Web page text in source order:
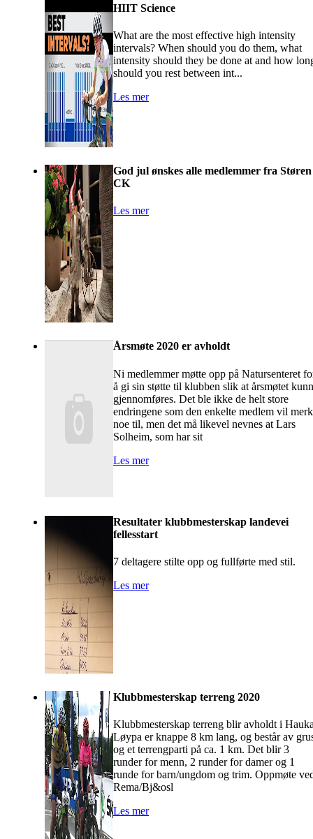
HIIT Science
What are the most effective high intensity
intervals? When should you do them, what
intensity should they be done at and how
should you rest between int...
Les mer
God jul ønskes alle medlemmer fra Støren
CK
Les mer
Årsmøte 2020 er avholdt
Ni medlemmer møtte opp på Natursenteret
å gi sin støtte til klubben slik at årsmøtet
gjennomføres. Det ble ikke de helt store
endringene som den enkelte medlem vil
noe til, men det må likevel nevnes at Lars
Solheim, som har sit
Les mer
Resultater klubbmesterskap landevei
fellesstart
7 deltagere stilte opp og fullførte med stil.
Les mer
Klubbmesterskap terreng 2020
Klubbmesterskap terreng blir avholdt i
Løypa er knappe 8 km lang, og består av
og et terrengparti på ca. 1 km. Det blir 3
runder for menn, 2 runder for damer og 1
runde for barn/ungdom og trim. Oppmøte
Rema/Bj&osl
Les mer